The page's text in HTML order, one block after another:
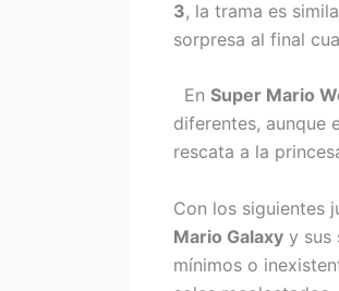
3, la trama es
sorpresa al final
En Super Mario
diferentes, aunque
rescata a la
Con los siguientes
Mario Galaxy y sus
mínimos o